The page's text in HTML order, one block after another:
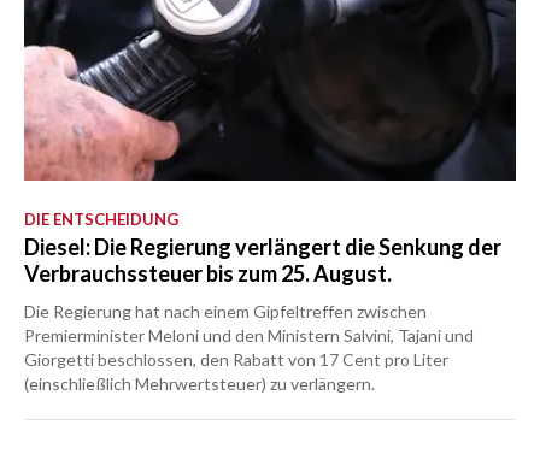
DIE ENTSCHEIDUNG
Diesel: Die Regierung verlängert die Senkung der
Verbrauchssteuer bis zum 25. August.
Die Regierung hat nach einem Gipfeltreffen zwischen
Premierminister Meloni und den Ministern Salvini, Tajani und
Giorgetti beschlossen, den Rabatt von 17 Cent pro Liter
(einschließlich Mehrwertsteuer) zu verlängern.